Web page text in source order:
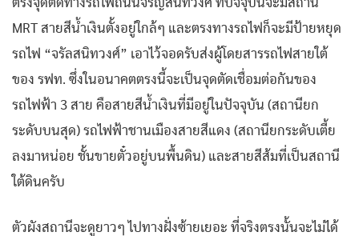
ตรงจุดตัดทางรถไฟถนนจรัญสนิทวงศ์ ที่ปัจจุบันจะมีสถานี
MRT สายสีน้ำเงินตั้งอยู่ใกล้ๆ และตรงทางรถไฟก็จะมีป้ายหยุด
รถไฟ “จรัลสนิทวงศ์” เอาไว้จอดรับส่งผู้โดยสารรถไฟสายใต้
ของ รฟท. ซึ่งในอนาคตตรงนี้จะเป็นจุดตัดเชื่อมต่อกันของ
รถไฟฟ้า 3 สาย คือสายสีน้ำเงินที่มีอยู่ในปัจจุบัน (สถานียก
ระดับบนสุด) รถไฟฟ้าชานเมืองสายสีแดง (สถานียกระดับเตี้ย
ลงมาหน่อย ชั้นขายตั๋วอยู่บนพื้นดิน) และสายสีส้มที่เป็นสถานี
ใต้ดินครับ
ตัวผังสถานีจะดูยาวๆ ไปทางฝั่งซ้ายเยอะ ที่จริงตรงนั้นจะไม่ได้